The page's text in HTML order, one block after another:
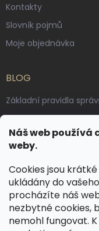
Náš web používá
weby.
Cookies jsou
ukládány do
procházíte náš
nezbytné cookies,
nemohl fungovat.
Kontakty
Slovník pojmů
Moje objednávka
BLOG
Základní pravidla
Výroba českých
řemesla
KONTAKT
dotazy@